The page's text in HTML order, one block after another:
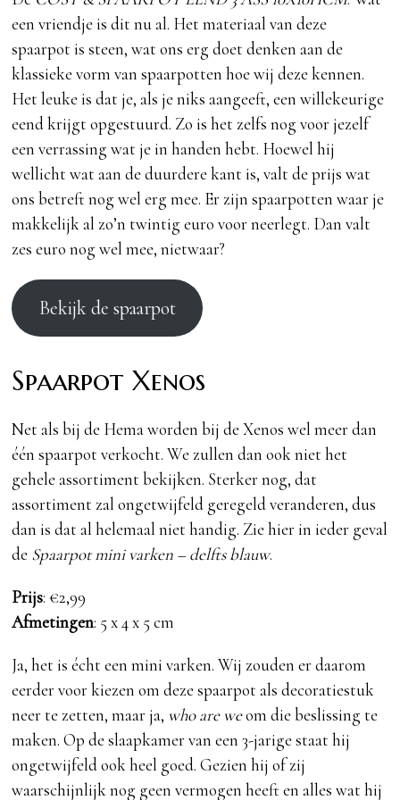
een vriendje is dit nu al. Het materiaal van deze
spaarpot is steen, wat ons erg doet denken aan de
klassieke vorm van spaarpotten hoe wij deze kennen.
Het leuke is dat je, als je niks aangeeft, een willekeurige
eend krijgt opgestuurd. Zo is het zelfs nog voor jezelf
een verrassing wat je in handen hebt. Hoewel hij
wellicht wat aan de duurdere kant is, valt de prijs wat
ons betreft nog wel erg mee. Er zijn spaarpotten waar je
makkelijk al zo’n twintig euro voor neerlegt. Dan valt
zes euro nog wel mee, nietwaar?
Bekijk de spaarpot
Spaarpot Xenos
Net als bij de Hema worden bij de Xenos wel meer dan
één spaarpot verkocht. We zullen dan ook niet het
gehele assortiment bekijken. Sterker nog, dat
assortiment zal ongetwijfeld geregeld veranderen, dus
dan is dat al helemaal niet handig. Zie hier in ieder geval
de Spaarpot mini varken – delfts blauw.
Prijs: €2,99
Afmetingen: 5 x 4 x 5 cm
Ja, het is écht een mini varken. Wij zouden er daarom
eerder voor kiezen om deze spaarpot als decoratiestuk
neer te zetten, maar ja, who are weom die beslissing te
maken. Op de slaapkamer van een 3-jarige staat hij
ongetwijfeld ook heel goed. Gezien hij of zij
waarschijnlijk nog geen vermogen heeft en alles wat hij